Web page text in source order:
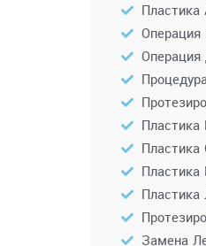
Пластика
Операция
Операция
Пластика
Пластика
Пластика
Замена